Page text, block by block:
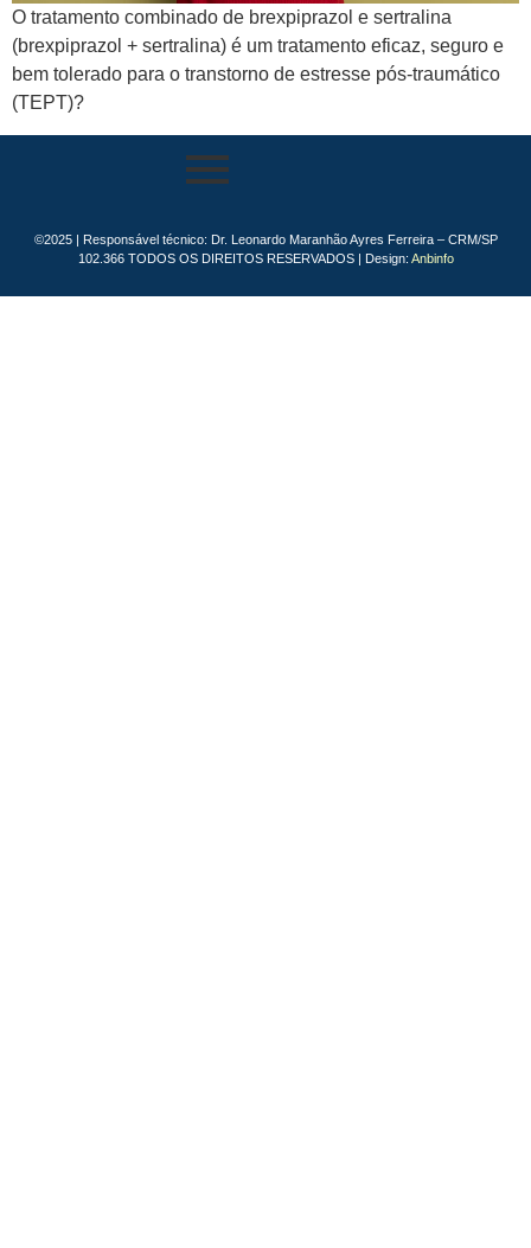
O tratamento combinado de brexpiprazol e sertralina
(brexpiprazol + sertralina) é um tratamento eficaz, seguro e
bem tolerado para o transtorno de estresse pós-traumático
(TEPT)?
©2025 | Responsável técnico: Dr. Leonardo Maranhão Ayres Ferreira – CRM/SP
102.366 TODOS OS DIREITOS RESERVADOS | Design: Anbinfo